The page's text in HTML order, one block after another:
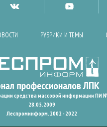
РУБРИКИ И ТЕМЫ
средства массовой информации ПИ
28.05.2009
Леспроминформ. 2002 - 2022